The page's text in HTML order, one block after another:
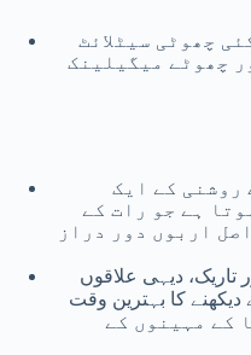
چھوٹی سیٹلائٹ
چھوٹے میگیلینک
روشنی کے ایک
ہے جو رات کے
اربوں دور دراز
دیہی علاقوں
دیکھنے کا بہترین وقت
گرما کے مہینوں کے